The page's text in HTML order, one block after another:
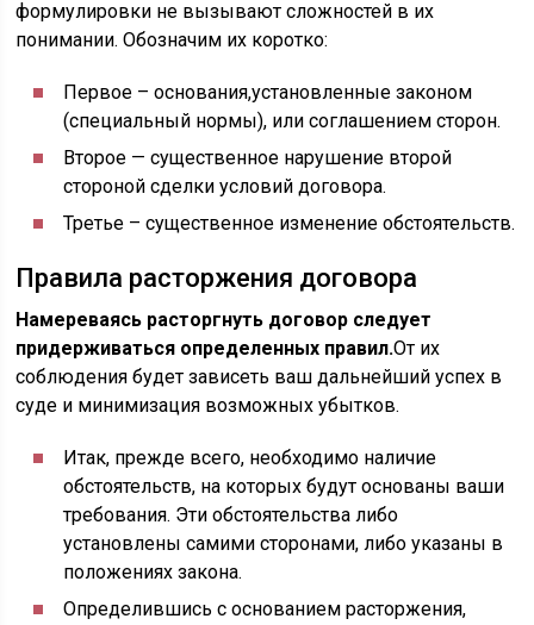
формулировки не вызывают сложностей в их
понимании. Обозначим их коротко:
Первое – основания,установленные законом
(специальный нормы), или соглашением сторон.
Второе — существенное нарушение второй
стороной сделки условий договора.
Третье – существенное изменение обстоятельств.
Правила расторжения договора
Намереваясь расторгнуть договор следует
придерживаться определенных правил.От их
соблюдения будет зависеть ваш дальнейший успех в
суде и минимизация возможных убытков.
Итак, прежде всего, необходимо наличие
обстоятельств, на которых будут основаны ваши
требования. Эти обстоятельства либо
установлены самими сторонами, либо указаны в
положениях закона.
Определившись с основанием расторжения,